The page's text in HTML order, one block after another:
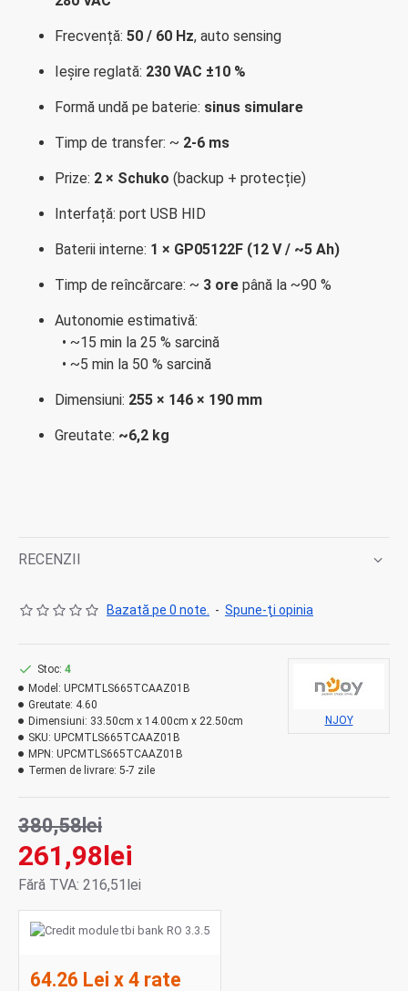
Frecvență: 50 / 60 Hz, auto sensing
Ieșire reglată: 230 VAC ±10 %
Formă undă pe baterie: sinus simulare
Timp de transfer: ~ 2-6 ms
Prize: 2 × Schuko (backup + protecție)
Interfață: port USB HID
Baterii interne: 1 × GP05122F (12 V / ~5 Ah)
Timp de reîncărcare: ~ 3 ore până la ~90 %
Autonomie estimativă:
• ~15 min la 25 % sarcină
• ~5 min la 50 % sarcină
Dimensiuni: 255 × 146 × 190 mm
Greutate: ~6,2 kg
RECENZII
Bazată pe 0 note. - Spune-ţi opinia
261,98lei
380,58lei
Fără TVA: 216,51lei
Stoc: 4
Model: UPCMTLS665TCAAZ01B
Greutate: 4.60
Dimensiuni: 33.50cm x 14.00cm x 22.50cm
SKU: UPCMTLS665TCAAZ01B
MPN: UPCMTLS665TCAAZ01B
Termen de livrare: 5-7 zile
NJOY
64.26 Lei x 4 rate